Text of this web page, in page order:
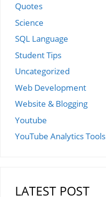
Quotes
Science
SQL Language
Student Tips
Uncategorized
Web Development
Website & Blogging
Youtube
YouTube Analytics Tools
LATEST POST